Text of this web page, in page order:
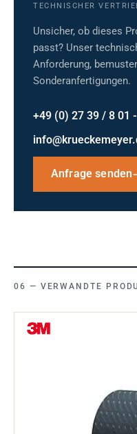
TECHNISCHER
Unsicher, ob dieses
passt? Unser
Anforderung,
Sonderanfertigungen.
+49 (0) 27 39 / 8 01
Anfrage senden
VERWANDTE